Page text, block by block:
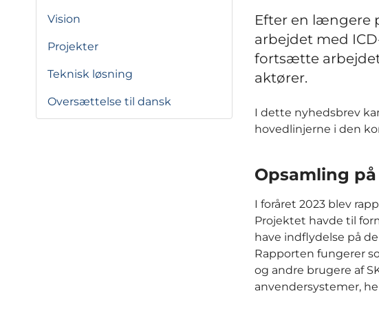
Vision
Projekter
Teknisk løsning
Oversættelse til dansk
Efter en længere
arbejdet med
fortsætte
aktører.
I dette nyhedsbrev
hovedlinjerne i den
Opsamling
I foråret 2023 blev
Projektet havde til
have indflydelse på
Rapporten fungerer
og andre brugere af
anvendersystemer,